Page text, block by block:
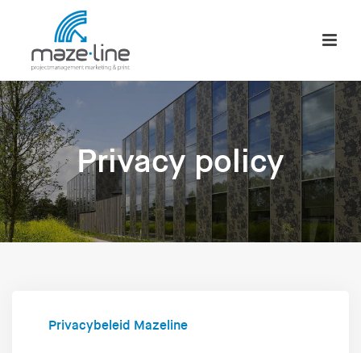
Privacy policy
Privacybeleid Mazeline